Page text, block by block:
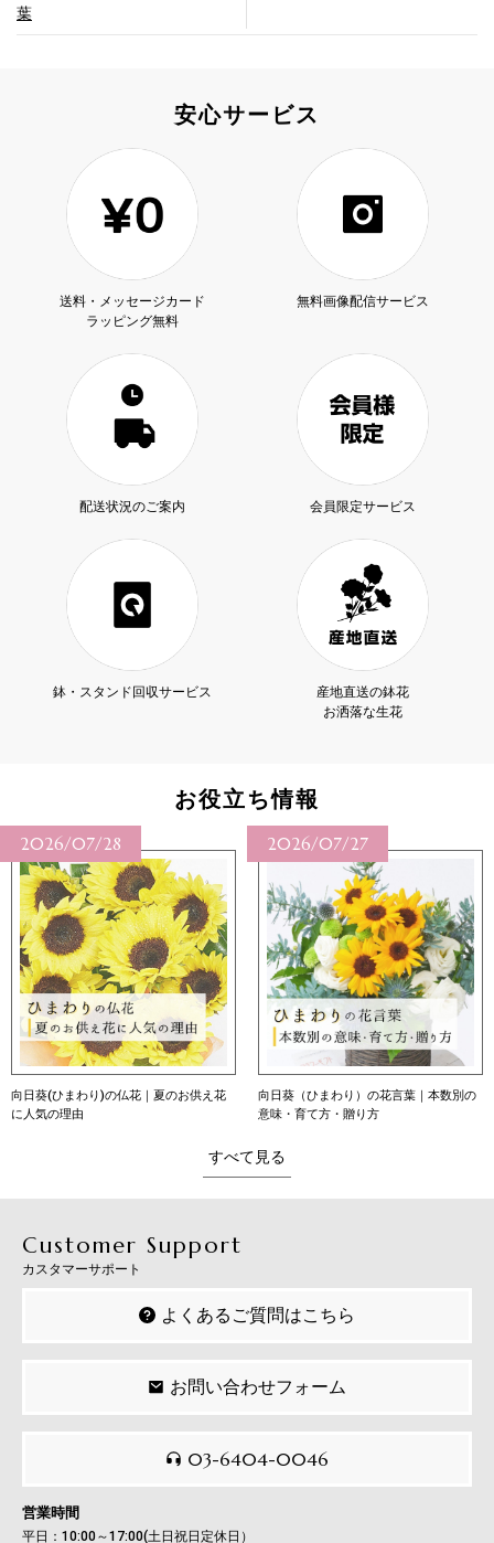
葉
安心サービス
送料・メッセージカード
ラッピング無料
無料画像配信サービス
配送状況のご案内 会員限定サービス
鉢・スタンド回収サービス
産地直送の鉢花
お洒落な生花
お役立ち情報
2026/07/28
向日葵(ひまわり)の仏花｜夏のお供え花
に人気の理由
2026/07/27
向日葵（ひまわり）の花言葉｜本数別の
意味・育て方・贈り方
すべて見る
Customer Support
カスタマーサポート
よくあるご質問はこちら
お問い合わせフォーム
03-6404-0046
営業時間
平日：10:00～17:00(土日祝日定休日）